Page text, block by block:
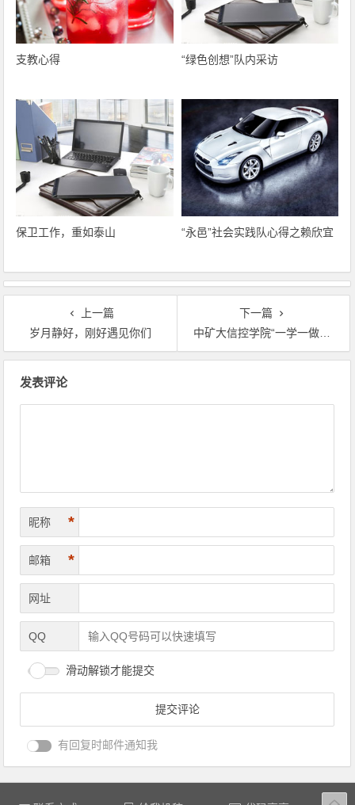
支教心得 “绿色创想”队内采访
保卫工作，重如泰山 “永邑”社会实践队心得之赖欣宜
上一篇
岁月静好，刚好遇见你们
下一篇
中矿大信控学院“一学一做”参观纪念馆
发表评论
昵称 *
邮箱 *
网址
QQ
滑动解锁才能提交
有回复时邮件通知我